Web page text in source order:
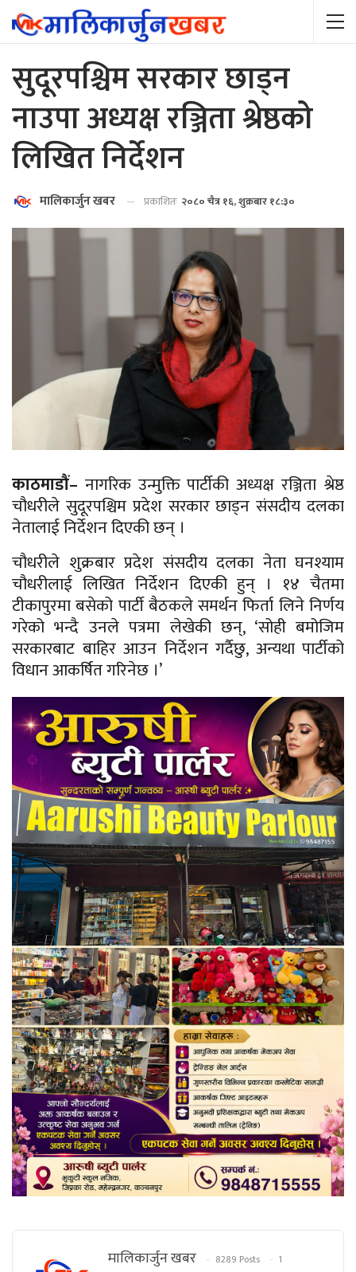
सुदूरपश्चिम सरकार छाड्न
नाउपा अध्यक्ष रञ्जिता श्रेष्ठको
लिखित निर्देशन
मालिकार्जुन खबर प्रकाशितः २०८० चैत्र १६, शुक्रबार १८:३०
काठमाडौं– नागरिक उन्मुक्ति पार्टीकी अध्यक्ष रञ्जिता श्रेष्ठ
चौधरीले सुदूरपश्चिम प्रदेश सरकार छाड्न संसदीय दलका
नेतालाई निर्देशन दिएकी छन् ।
चौधरीले शुक्रबार प्रदेश संसदीय दलका नेता घनश्याम
चौधरीलाई लिखित निर्देशन दिएकी हुन् । १४ चैतमा
टीकापुरमा बसेको पार्टी बैठकले समर्थन फिर्ता लिने निर्णय
गरेको भन्दै उनले पत्रमा लेखेकी छन्, ‘सोही बमोजिम
सरकारबाट बाहिर आउन निर्देशन गर्दैछु, अन्यथा पार्टीको
विधान आकर्षित गरिनेछ ।’
मालिकार्जुन खबर 8289 Posts
1